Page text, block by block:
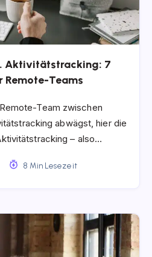
Aktivitätstracking: 7
Remote-Teams
Team zwischen
abwägst, hier die
– also…
8 Min Lesezeit